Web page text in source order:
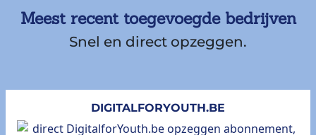
Meest recent toegevoegde bedrijven
Snel en direct opzeggen.
DIGITALFORYOUTH.BE